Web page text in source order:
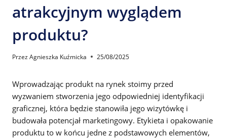
atrakcyjnym wyglądem
produktu?
PrzezAgnieszka Kuźmicka 25/08/2025
Wprowadzając produkt na rynek stoimy przed
wyzwaniem stworzenia jego odpowiedniej identyfikacji
graficznej, która będzie stanowiła jego wizytówkę i
budowała potencjał marketingowy. Etykieta i opakowanie
produktu to w końcu jedne z podstawowych elementów,